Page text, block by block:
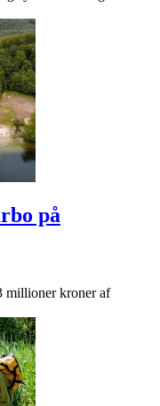
på
millioner kroner af